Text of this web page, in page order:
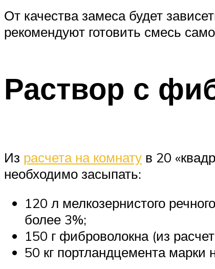
От качества замеса будет
рекомендуют готовить смесь
Раствор с
Из расчета на комнату в 20
необходимо засыпать:
120 л мелкозернистого
более 3%;
150 г фиброволокна (из
50 кг портландцемента марки